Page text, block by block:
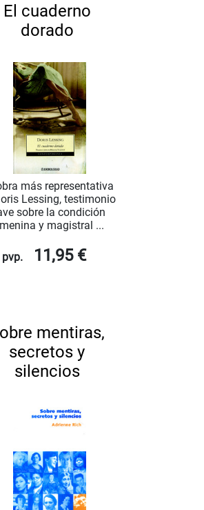
El cuaderno
dorado
más representativa
Lessing, testimonio
sobre la condición
y magistral ...
pvp. 11,95 €
mentiras,
secretos y
silencios